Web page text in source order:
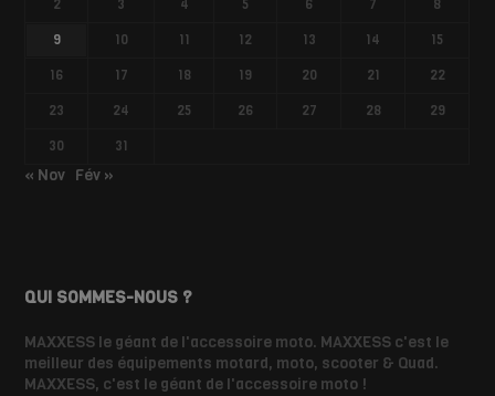
2
3 4 5 6 7
8
9
10 11 12 13 14
15
16
17 18 19 20 21
22
23
24 25 26 27 28
29
30
31
« Nov Fév »
QUI SOMMES-NOUS ?
MAXXESS le géant de l'accessoire moto. MAXXESS c'est le
meilleur des équipements motard, moto, scooter & Quad.
MAXXESS, c'est le géant de l'accessoire moto !